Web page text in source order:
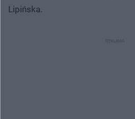
Lipińska.